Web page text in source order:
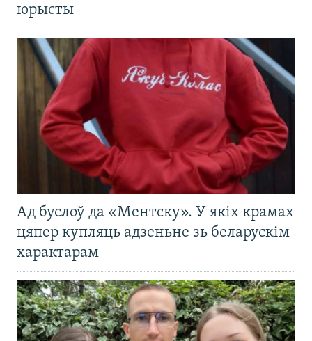
юрысты
Ад буслоў да «Ментску». У якіх крамах
цяпер купляць адзеньне зь беларускім
характарам